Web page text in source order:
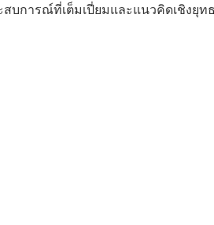
บการณ์ที่เต็มเปี่ยมและแนวคิดเชิงยุ